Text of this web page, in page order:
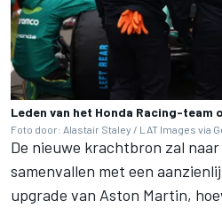
Leden van het Honda Racing-
Foto door: Alastair Staley / LAT Images via
De nieuwe krachtbron zal
samenvallen met een
upgrade van Aston Martin,